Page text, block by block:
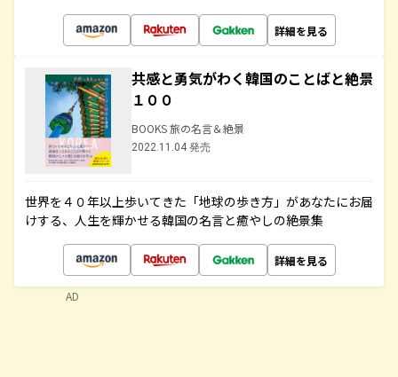
詳細を見る
共感と勇気がわく韓国のことばと絶景
１００
BOOKS 旅の名言＆絶景
2022.11.04 発売
世界を４０年以上歩いてきた「地球の歩き方」があなたにお届
けする、人生を輝かせる韓国の名言と癒やしの絶景集
詳細を見る
AD